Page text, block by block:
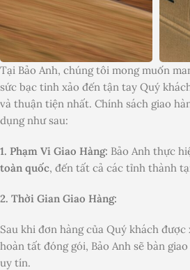
Tại Bảo Anh, chúng tôi mong muốn
sức bạc tinh xảo đến tận tay Quý
và thuận tiện nhất. Chính sách giao
dụng như sau:
1. Phạm Vi Giao Hàng: Bảo Anh thực
toàn quốc, đến tất cả các tỉnh thành
2. Thời Gian Giao Hàng:
Sau khi đơn hàng của Quý khách
hoàn tất đóng gói, Bảo Anh sẽ bàn
uy tín.